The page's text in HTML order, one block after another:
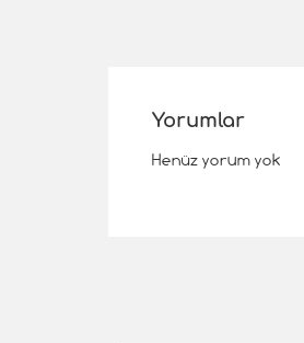
Yorumlar
Henüz yorum yok